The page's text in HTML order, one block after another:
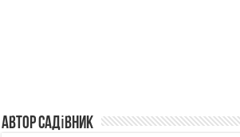
Автор Садівник